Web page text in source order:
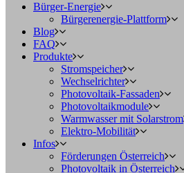
Bürger-Energie
Bürgerenergie-Plattform
Blog
FAQ
Produkte
Stromspeicher
Wechselrichter
Photovoltaik-Fassaden
Photovoltaikmodule
Warmwasser mit Solarstrom
Elektro-Mobilität
Infos
Förderungen Österreich
Photovoltaik in Österreich